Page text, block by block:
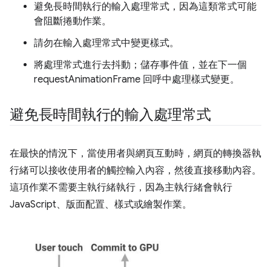
避免長時間執行的輸入處理常式，因為這類常式可能
會阻斷捲動作業。
請勿在輸入處理常式中變更樣式。
將處理常式進行去抖動；儲存事件值，並在下一個
requestAnimationFrame 回呼中處理樣式變更。
避免長時間執行的輸入處理常式
在最快的情況下，當使用者與網頁互動時，網頁的轉換器執
行緒可以接收使用者的觸控輸入內容，然後直接移動內容。
這項作業不需要主執行緒執行，因為主執行緒會執行
JavaScript、版面配置、樣式或繪製作業。